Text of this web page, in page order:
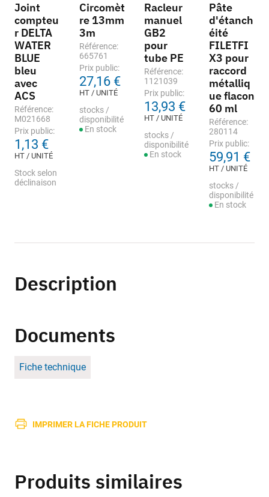
Joint
compteu
r DELTA
WATER
BLUE
bleu
avec
ACS
Référence:
M021668
Prix public:
1,13 €
HT / UNITÉ
Stock selon
déclinaison
Circomèt
re 13mm
3m
Référence:
665761
Prix public:
27,16 €
HT / UNITÉ
stocks /
disponibilité
En stock
Racleur
manuel
GB2
pour
tube PE
Référence:
1121039
Prix public:
13,93 €
HT / UNITÉ
stocks /
disponibilité
En stock
Pâte
d'étanch
éité
FILETFI
X3 pour
raccord
métalliq
ue flacon
60 ml
Référence:
280114
Prix public:
59,91 €
HT / UNITÉ
stocks /
disponibilité
En stock
Description
Documents
Fiche technique
IMPRIMER LA FICHE PRODUIT
Produits similaires